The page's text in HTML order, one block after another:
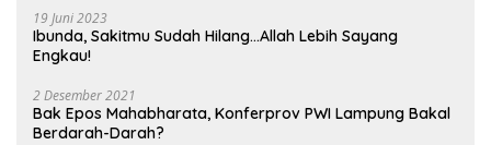
19 Juni 2023
Ibunda, Sakitmu Sudah Hilang…Allah Lebih Sayang
Engkau!
2 Desember 2021
Bak Epos Mahabharata, Konferprov PWI Lampung Bakal
Berdarah-Darah?